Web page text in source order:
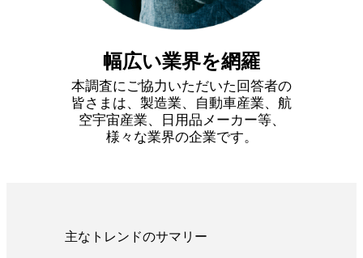
幅広い業界を網羅
本調査にご協力いただいた回答者の
皆さまは、製造業、自動車産業、航
空宇宙産業、日用品メーカー等、
様々な業界の企業です。
主なトレンドのサマリー